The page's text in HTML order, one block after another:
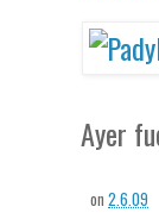
Ayer
on2.6.09